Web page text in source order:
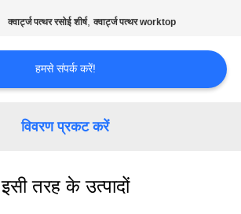
क्वार्ट्ज पत्थर रसोई शीर्ष,क्वार्ट्ज पत्थर worktop
हमसे संपर्क करें!
विवरण प्रकट करें
इसी तरह के उत्पादों